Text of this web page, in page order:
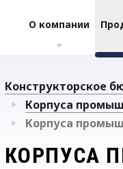
О компании
Конструкторское
Корпуса
Корпуса
КОРПУСА